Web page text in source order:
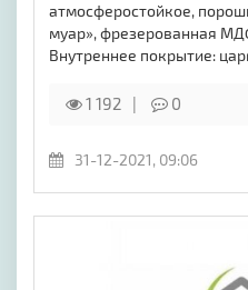
атмосферостойкое,
муар», фрезерованная
Внутреннее покрытие:
1 192 0
31-12-2021, 09:06